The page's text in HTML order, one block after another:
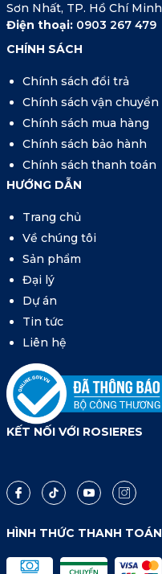
Sơn Nhất, TP. Hồ Chí Minh
Điện thoại: 0903 267 479
CHÍNH SÁCH
Chính sách đổi trả
Chính sách vận chuyển
Chính sách mua hàng
Chính sách bảo hành
Chính sách thanh toán
HƯỚNG DẪN
Trang chủ
Về chúng tôi
Sản phẩm
Đại lý
Dự án
Tin tức
Liên hệ
KẾT NỐI VỚI ROSIERES
HÌNH THỨC THANH TOÁN